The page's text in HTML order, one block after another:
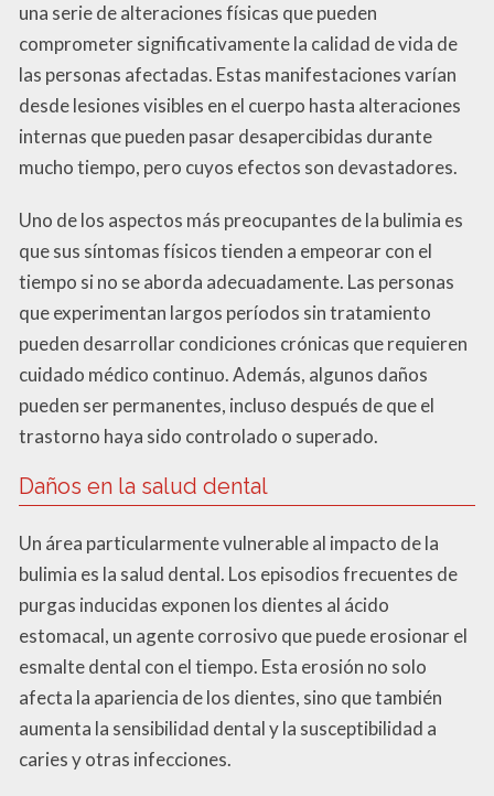
una serie de alteraciones físicas que pueden
comprometer significativamente la calidad de vida de
las personas afectadas. Estas manifestaciones varían
desde lesiones visibles en el cuerpo hasta alteraciones
internas que pueden pasar desapercibidas durante
mucho tiempo, pero cuyos efectos son devastadores.
Uno de los aspectos más preocupantes de la bulimia es
que sus síntomas físicos tienden a empeorar con el
tiempo si no se aborda adecuadamente. Las personas
que experimentan largos períodos sin tratamiento
pueden desarrollar condiciones crónicas que requieren
cuidado médico continuo. Además, algunos daños
pueden ser permanentes, incluso después de que el
trastorno haya sido controlado o superado.
Daños en la salud dental
Un área particularmente vulnerable al impacto de la
bulimia es la salud dental. Los episodios frecuentes de
purgas inducidas exponen los dientes al ácido
estomacal, un agente corrosivo que puede erosionar el
esmalte dental con el tiempo. Esta erosión no solo
afecta la apariencia de los dientes, sino que también
aumenta la sensibilidad dental y la susceptibilidad a
caries y otras infecciones.